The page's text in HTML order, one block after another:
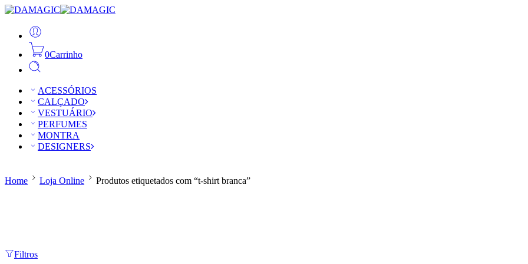
0Carrinho
ACESSÓRIOS
CALÇADO
VESTUÁRIO
PERFUMES
MONTRA
DESIGNERS
Home Loja Online Produtos etiquetados com “t-shirt branca”
Filtros